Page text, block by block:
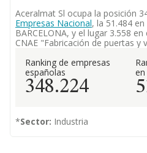
Aceralmat Sl ocupa la posición
Empresas Nacional, la 51.484
BARCELONA, y el lugar 3.558
CNAE "Fabricación de puertas y
Ranking de empresas
españolas
348.224
en
*Sector: Industria